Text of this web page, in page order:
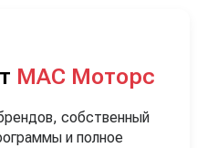
своего дела!
МАС Моторс
собственный
и полное